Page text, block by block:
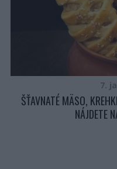
7.
ŠŤAVNATÉ MÄSO,
NÁJDETE